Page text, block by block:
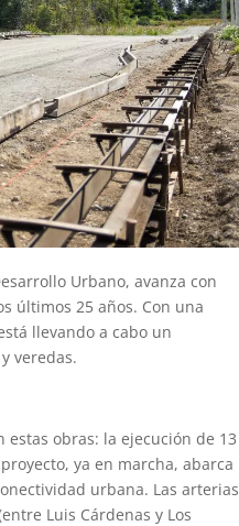
Urbano, avanza con
últimos 25 años. Con una
llevando a cabo un
veredas.
obras: la ejecución de 13
ya en marcha, abarca
urbana. Las arterias
Luis Cárdenas y Los